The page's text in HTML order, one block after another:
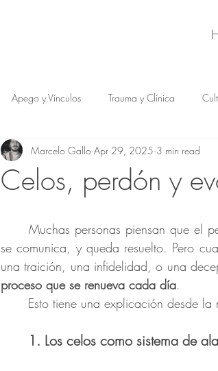
Apego y Vínculos Trauma y Clínica
Celos, perdón y
Marcelo Gallo Apr 29, 2025 3 min read
se comunica, y queda resuelto. Pero
una traición, una infidelidad, o una
proceso que se renueva cada día.
Esto tiene una explicación desde
1. Los celos como sistema de